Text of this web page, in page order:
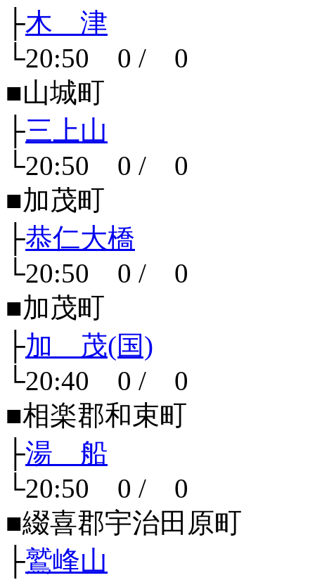
├木 津
└20:50 0 / 0
■山城町
├三上山
└20:50 0 / 0
■加茂町
├恭仁大橋
└20:50 0 / 0
■加茂町
├加 茂(国)
└20:40 0 / 0
■相楽郡和束町
├湯 船
└20:50 0 / 0
■綴喜郡宇治田原町
├鷲峰山